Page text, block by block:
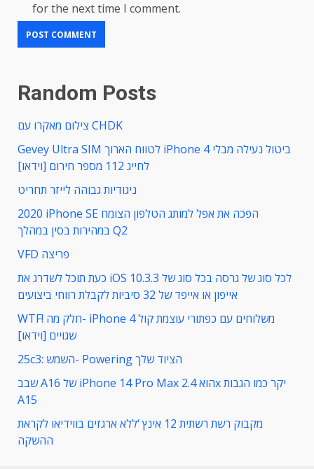
for the next time I comment.
Random Posts
צילום מאקרו עם CHDK
Gevey Ultra SIM לטווח הארוך iPhone 4 ביטול נעילה מבלי
לחייג 112 מספר חירום [וידאו]
ניגודיות גבוהה לייזר תחריט
2020 iPhone SE הפכה את אפל למותג הטלפון הצומח
במהירות בסין במהלך Q2
VFD פריצה
כעת תוכל לשדרג את iOS 10.3.3 לכל סוג של גרסה בכל סוג של
אייפון או אייפד של 32 סיביות לקבלת רווחי ביצועים
WTF! חלק מה- iPhone 4 משלוחים עם כפתורי עוצמת קול
שגויים [וידאו]
25c3: השמש- Powering הציוד שלך
שבב A16 של iPhone 14 Pro Max הוא 2.4x יקר כמו הגבות
A15
מקבוק רשת רשתית 12 אינץ ‘ללא ארגזים בווידיאו לקראת
ההשקה